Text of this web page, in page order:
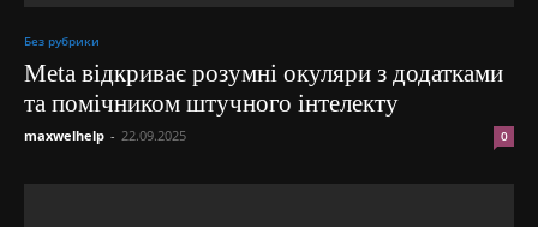
Без рубрики
Meta відкриває розумні окуляри з додатками
та помічником штучного інтелекту
maxwelhelp - 22.09.2025 0